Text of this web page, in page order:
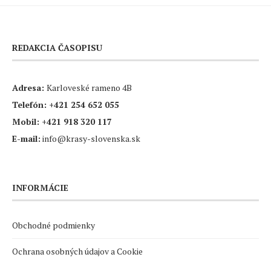
REDAKCIA ČASOPISU
Adresa: Karloveské rameno 4B
Telefón: +421 254 652 055
Mobil: +421 918 320 117
E-mail: info@krasy-slovenska.sk
INFORMÁCIE
Obchodné podmienky
Ochrana osobných údajov a Cookie